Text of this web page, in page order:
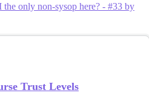
the only non-sysop here? - #33 by
Trust Levels